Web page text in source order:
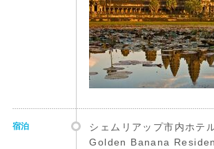
宿泊
シェムリアップ市内ホテ
Golden Banana